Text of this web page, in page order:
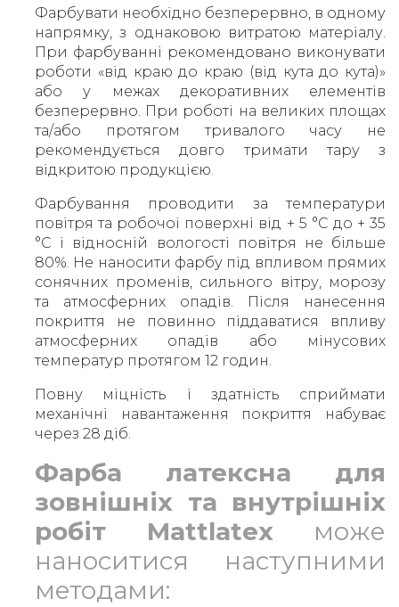
Фарбувати необхідно безперервно, в одному
напрямку, з однаковою витратою матеріалу.
При фарбуванні рекомендовано виконувати
роботи «від краю до краю (від кута до кута)»
або у межах декоративних елементів
безперервно. При роботі на великих площах
та/або протягом тривалого часу не
рекомендується довго тримати тару з
відкритою продукцією.
Фарбування проводити за температури
повітря та робочої поверхні від + 5 °С до + 35
°С і відносній вологості повітря не більше
80%. Не наносити фарбу під впливом прямих
сонячних променів, сильного вітру, морозу
та атмосферних опадів. Після нанесення
покриття не повинно піддаватися впливу
атмосферних опадів або мінусових
температур протягом 12 годин.
Повну міцність і здатність сприймати
механічні навантаження покриття набуває
через 28 діб.
Фарба латексна для
зовнішніх та внутрішніх
робіт Mattlatex може
наноситися наступними
методами: